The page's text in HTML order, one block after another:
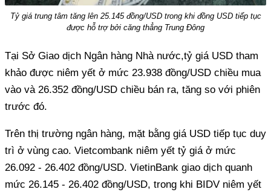
Tỷ giá trung tâm tăng lên 25.145 đồng/USD trong khi đồng USD tiếp tục
được hỗ trợ bởi căng thẳng Trung Đông
Tại Sở Giao dịch Ngân hàng Nhà nước,tỷ giá USD tham
khảo được niêm yết ở mức 23.938 đồng/USD chiều mua
vào và 26.352 đồng/USD chiều bán ra, tăng so với phiên
trước đó.
Trên thị trường ngân hàng, mặt bằng giá USD tiếp tục duy
trì ở vùng cao. Vietcombank niêm yết tỷ giá ở mức
26.092 - 26.402 đồng/USD. VietinBank giao dịch quanh
mức 26.145 - 26.402 đồng/USD, trong khi BIDV niêm yết